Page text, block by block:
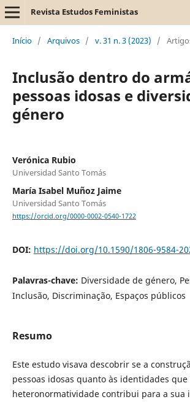
Revista Estudos Feministas
Início / Arquivos / v. 31 n. 3 (2023) /
Inclusão dentro do
pessoas idosas e
género
Verónica Rubio
Universidad Santo Tomás
María Isabel Muñoz Jaime
Universidad Santo Tomás
https://orcid.org/0000-0002-0540-1722
DOI: https://doi.org/10.1590/1806-9584-
Palavras-chave: Diversidade de género,
Inclusão, Discriminação, Espaços públicos
Resumo
Este estudo visava descobrir se a
pessoas idosas quanto às identidades
heteronormatividade contribui para a sua